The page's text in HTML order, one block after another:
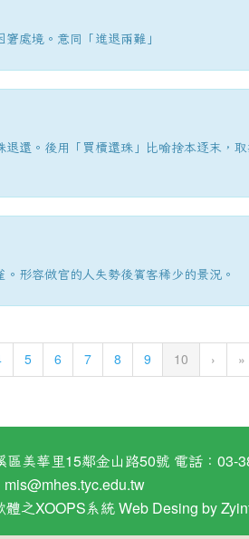
處境。意同「進退兩難」
退還。後用「買櫝還珠」比喻捨本逐末，
形容做官的人失勢後賓客稀少的景況。
5 6 7 8 9 10(current)
› »
美華里15鄰金山路50號 電話：03-
mis@mhes.tyc.edu.tw
之XOOPS系統 Web Desing by